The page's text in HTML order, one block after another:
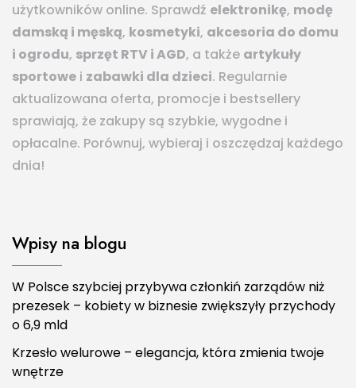
użytkowników online. Sprawdź elektronikę, modę
damską i męską, kosmetyki, akcesoria do domu
i ogrodu, sprzęt RTV i AGD, a także artykuły
sportowe i zabawki dla dzieci. Regularnie
aktualizowana oferta, promocje i bestsellery
sprawiają, że zakupy są szybkie, wygodne i
opłacalne. Porównuj, wybieraj i oszczędzaj każdego
dnia!
Wpisy na blogu
W Polsce szybciej przybywa członkiń zarządów niż
prezesek – kobiety w biznesie zwiększyły przychody
o 6,9 mld
Krzesło welurowe – elegancja, która zmienia twoje
wnętrze